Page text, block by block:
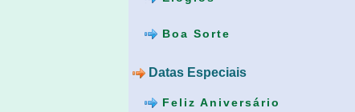
Boa Sorte
Datas Especiais
Feliz Aniversário